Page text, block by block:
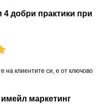
4 добри практики при
на клиентите си, е от ключово
маркетинг